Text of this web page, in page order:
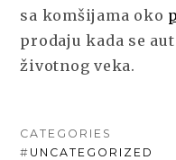
sa komšijama oko
prodaju kada se
životnog veka.
CATEGORIES
# UNCATEGORIZED